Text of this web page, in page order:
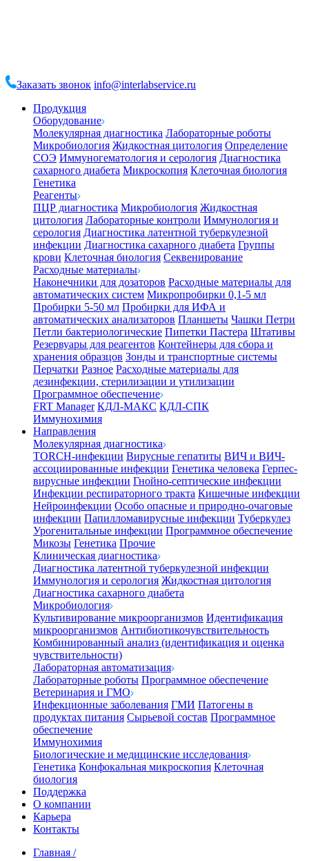
Заказать звонок info@interlabservice.ru
Продукция
Оборудование
Молекулярная диагностика Лабораторные роботы
Микробиология Жидкостная цитология Определение
СОЭ Иммуногематология и серология Диагностика
сахарного диабета Микроскопия Клеточная биология
Генетика
Реагенты
ПЦР диагностика Микробиология Жидкостная
цитология Лабораторные контроли Иммунология и
серология Диагностика латентной туберкулезной
инфекции Диагностика сахарного диабета Группы
крови Клеточная биология Секвенирование
Расходные материалы
Наконечники для дозаторов Расходные материалы для
автоматических систем Микропробирки 0,1-5 мл
Пробирки 5-50 мл Пробирки для ИФА и
автоматических анализаторов Планшеты Чашки Петри
Петли бактериологические Пипетки Пастера Штативы
Резервуары для реагентов Контейнеры для сбора и
хранения образцов Зонды и транспортные системы
Перчатки Разное Расходные материалы для
дезинфекции, стерилизации и утилизации
Программное обеспечение
FRT Manager КДЛ-МАКС КДЛ-СПК
Иммунохимия
Направления
Молекулярная диагностика
TORCH-инфекции Вирусные гепатиты ВИЧ и ВИЧ-
ассоциированные инфекции Генетика человека Герпес-
вирусные инфекции Гнойно-септические инфекции
Инфекции респираторного тракта Кишечные инфекции
Нейроинфекции Особо опасные и природно-очаговые
инфекции Папилломавирусные инфекции Туберкулез
Урогенитальные инфекции Программное обеспечение
Микозы Генетика Прочие
Клиническая диагностика
Диагностика латентной туберкулезной инфекции
Иммунология и серология Жидкостная цитология
Диагностика сахарного диабета
Микробиология
Культивирование микроорганизмов Идентификация
микроорганизмов Антибиотикочувствительность
Комбинированный анализ (идентификация и оценка
чувствительности)
Лабораторная автоматизация
Лабораторные роботы Программное обеспечение
Ветеринария и ГМО
Инфекционные заболевания ГМИ Патогены в
продуктах питания Сырьевой состав Программное
обеспечение
Иммунохимия
Биологические и медицинские исследования
Генетика Конфокальная микроскопия Клеточная
биология
Поддержка
О компании
Карьера
Контакты
Главная /